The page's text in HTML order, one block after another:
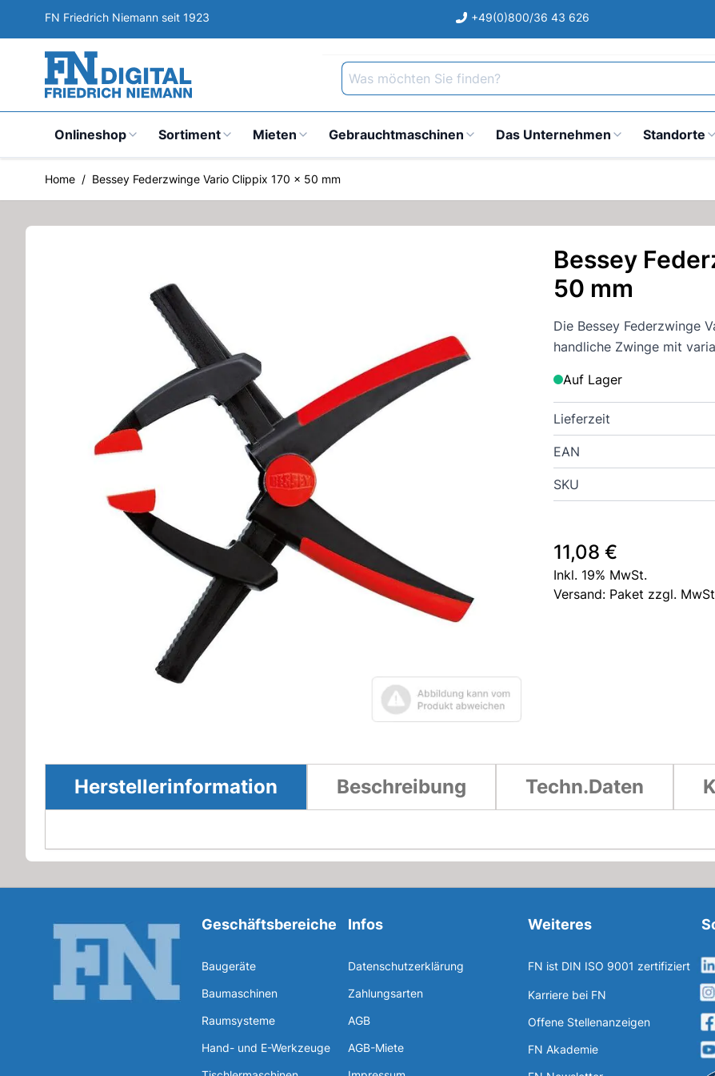
Direkt zum Inhalt
FN Friedrich Niemann seit 1923 +49(0)800/36 43 626
Was möchten Sie finden?
Onlineshop Sortiment Mieten Gebrauchtmaschinen Das Unternehmen Standorte
Home / Bessey Federzwinge Vario Clippix 170 x 50 mm
Bessey
50 mm
Die Bessey Federzwinge
handliche Zwinge mit
Auf Lager
Lieferzeit
EAN
SKU
11,08 €
Inkl. 19% MwSt.
Versand: Paket zzgl.
Herstellerinformation Beschreibung Techn.Daten
Geschäftsbereiche
Baugeräte
Baumaschinen
Raumsysteme
Hand- und E-Werkzeuge
Infos
Datenschutzerklärung
Zahlungsarten
AGB
AGB-Miete
Weiteres
FN ist DIN ISO 9001 zertifiziert
Karriere bei FN
Offene Stellenanzeigen
FN Akademie